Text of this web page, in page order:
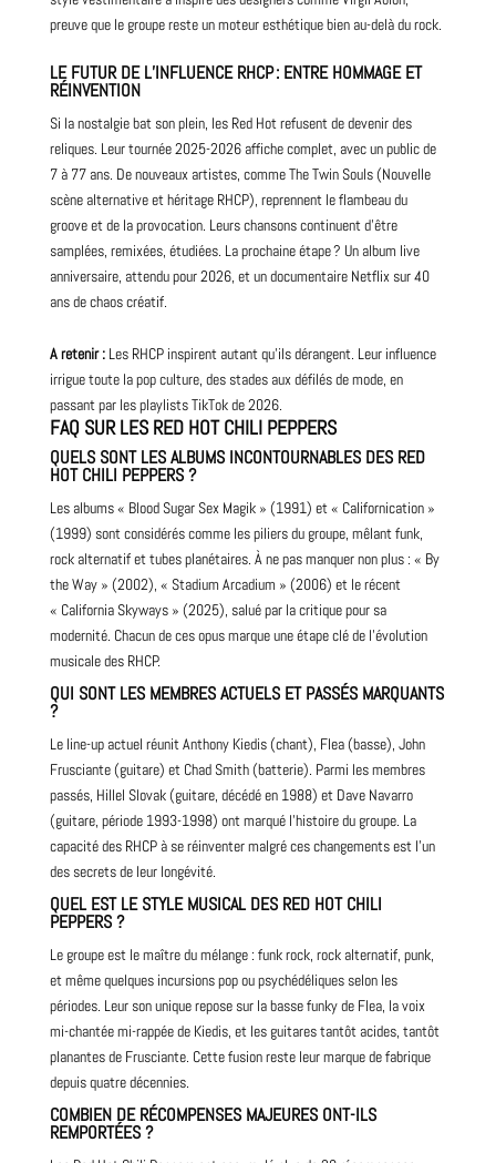
preuve que le groupe reste un moteur esthétique bien au-delà du rock.
LE FUTUR DE L’INFLUENCE RHCP : ENTRE HOMMAGE ET
RÉINVENTION
Si la nostalgie bat son plein, les Red Hot refusent de devenir des
reliques. Leur tournée 2025-2026 affiche complet, avec un public de
7 à 77 ans. De nouveaux artistes, comme TheTwinSouls (Nouvelle
scène alternative et héritage RHCP), reprennent le flambeau du
groove et de la provocation. Leurs chansons continuent d’être
samplées, remixées, étudiées. La prochaine étape ? Un album live
anniversaire, attendu pour 2026, et undocumentaire Netflixsur 40
ans de chaos créatif.
A retenir :Les RHCP inspirent autant qu’ils dérangent. Leur influence
irrigue toute la pop culture, des stades aux défilés de mode, en
passant par les playlists TikTok de 2026.
FAQ SUR LES RED HOT CHILI PEPPERS
QUELS SONT LES ALBUMS INCONTOURNABLES DES RED
HOT CHILI PEPPERS ?
Les albums « Blood Sugar Sex Magik » (1991) et « Californication »
(1999) sont considérés comme les piliers du groupe, mêlant funk,
rock alternatif et tubes planétaires. À ne pas manquer non plus : « By
the Way » (2002), « Stadium Arcadium » (2006) et le récent
« California Skyways » (2025), salué par la critique pour sa
modernité. Chacun de ces opus marque une étape clé de l’évolution
musicale des RHCP.
QUI SONT LES MEMBRES ACTUELS ET PASSÉS MARQUANTS
?
Le line-up actuel réunit Anthony Kiedis (chant), Flea (basse), John
Frusciante (guitare) et Chad Smith (batterie). Parmi les membres
passés, Hillel Slovak (guitare, décédé en 1988) et Dave Navarro
(guitare, période 1993-1998) ont marqué l’histoire du groupe. La
capacité des RHCP à se réinventer malgré ces changements est l’un
des secrets de leur longévité.
QUEL EST LE STYLE MUSICAL DES RED HOT CHILI
PEPPERS ?
Le groupe est le maître du mélange : funk rock, rock alternatif, punk,
et même quelques incursions pop ou psychédéliques selon les
périodes. Leur son unique repose sur la basse funky de Flea, la voix
mi-chantée mi-rappée de Kiedis, et les guitares tantôt acides, tantôt
planantes de Frusciante. Cette fusion reste leur marque de fabrique
depuis quatre décennies.
COMBIEN DE RÉCOMPENSES MAJEURES ONT-ILS
REMPORTÉES ?